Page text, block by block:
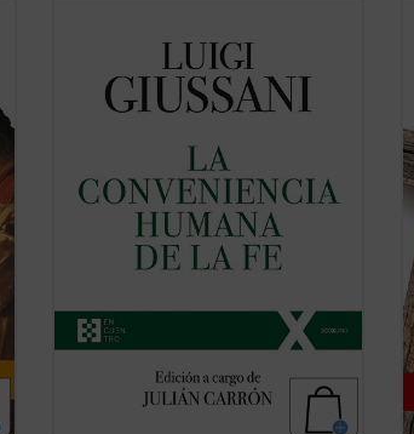
de don Luigi Giussani en los Ejercicios
espirituales de la Fraternidad de
Comunión y Liberación celebrados entre
1985 y 1987 y los diálogos que éstas
En sus páginas se lanza un ...